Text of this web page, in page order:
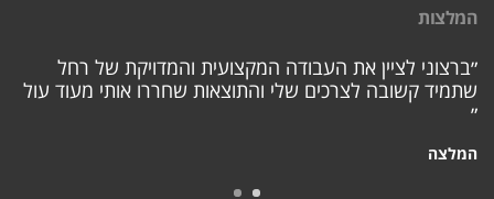
המלצות
״ברצוני לציין את העבודה המקצועית והמדויקת של רחל
שתמיד קשובה לצרכים שלי והתוצאות שחררו אותי מעוד עול
״
המלצה